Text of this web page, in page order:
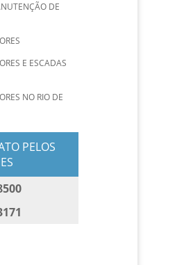
DE
E ESCADAS
NO RIO DE
PREDIAIS
DE
PELOS